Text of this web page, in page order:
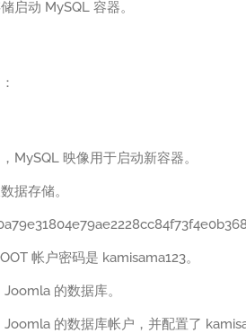
启动 MySQL 容器。
MySQL 映像用于启动新容器。
据存储。
帐户密码是 kamisama123。
的数据库。
的数据库帐户，并配置了